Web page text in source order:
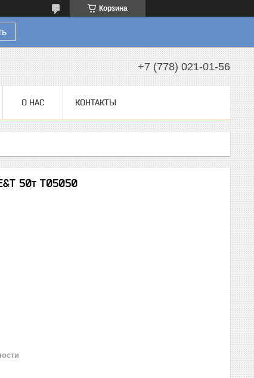
Корзина
+7 (778) 021-01-56
О НАС КОНТАКТЫ
50т T05050